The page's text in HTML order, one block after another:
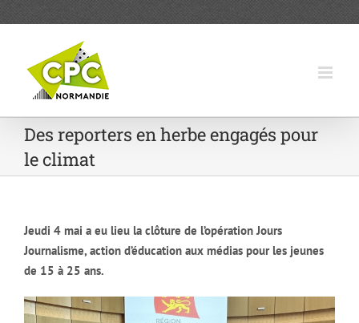
Des reporters en herbe engagés pour
le climat
Jeudi 4 mai a eu lieu la clôture de l’opération Jours
Journalisme, action d’éducation aux médias pour les jeunes
de 15 à 25 ans.